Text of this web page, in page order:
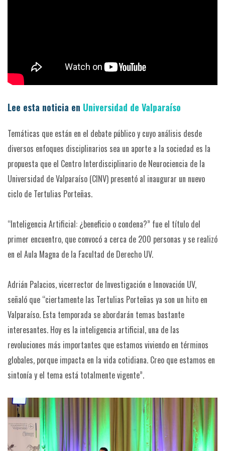
Lee esta noticia en Universidad de Valparaíso
Temáticas que están en el debate público y cuyo análisis desde
diversos enfoques disciplinarios sea un aporte a la sociedad es la
propuesta que el Centro Interdisciplinario de Neurociencia de la
Universidad de Valparaíso (CINV) presentó al inaugurar un nuevo
ciclo de Tertulias Porteñas.
“Inteligencia Artificial: ¿beneficio o condena?” fue el título del
primer encuentro, que convocó a cerca de 200 personas y se realizó
en el Aula Magna de la Facultad de Derecho UV.
Adrián Palacios, vicerrector de Investigación e Innovación UV,
señaló que “ciertamente las Tertulias Porteñas ya son un hito en
Valparaíso. Esta temporada se abordarán temas bastante
interesantes. Hoy es la inteligencia artificial, una de las
revoluciones más importantes que estamos viviendo en términos
globales, porque impacta en la vida cotidiana. Creo que estamos en
sintonía y el tema está totalmente vigente”.